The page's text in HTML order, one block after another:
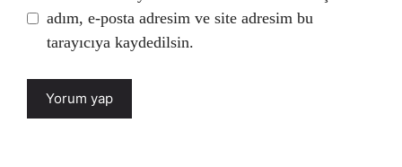
adım, e-posta adresim ve site adresim bu
tarayıcıya kaydedilsin.